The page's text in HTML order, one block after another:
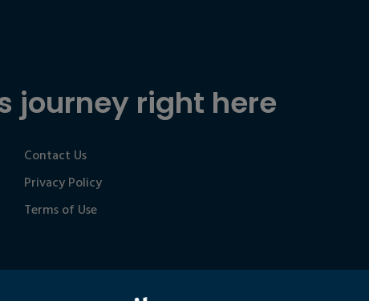
journey right here
Contact Us
Privacy Policy
Terms of Use